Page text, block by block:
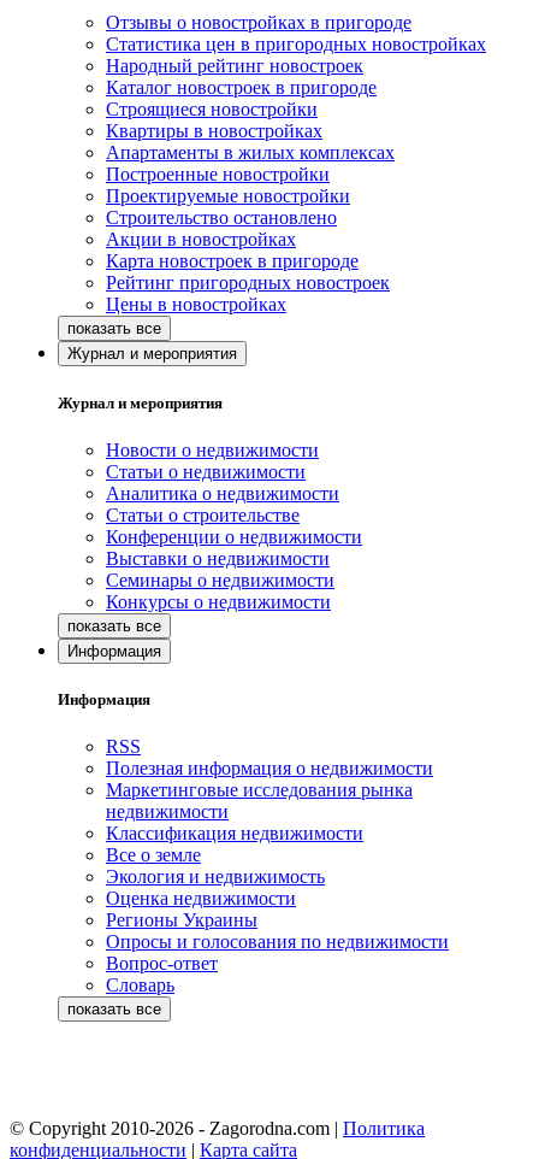
Отзывы о новостройках в пригороде
Статистика цен в пригородных новостройках
Народный рейтинг новостроек
Каталог новостроек в пригороде
Строящиеся новостройки
Квартиры в новостройках
Апартаменты в жилых комплексах
Построенные новостройки
Проектируемые новостройки
Строительство остановлено
Акции в новостройках
Карта новостроек в пригороде
Рейтинг пригородных новостроек
Цены в новостройках
Журнал и мероприятия
Журнал и мероприятия
Новости о недвижимости
Статьи о недвижимости
Аналитика о недвижимости
Статьи о строительстве
Конференции о недвижимости
Выставки о недвижимости
Семинары о недвижимости
Конкурсы о недвижимости
Информация
Информация
RSS
Полезная информация о недвижимости
Маркетинговые исследования рынка
недвижимости
Классификация недвижимости
Все о земле
Экология и недвижимость
Оценка недвижимости
Регионы Украины
Опросы и голосования по недвижимости
Вопрос-ответ
Словарь
© Copyright 2010-2026 - Zagorodna.com | Политика
конфиденциальности | Карта сайта